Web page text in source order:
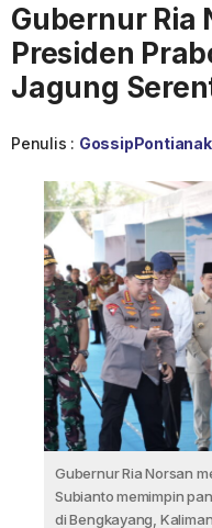
Gubernur Ria
Presiden
Jagung
Penulis : GossipPontianak
Gubernur Ria Norsan
Subianto memimpin
di Bengkayang,